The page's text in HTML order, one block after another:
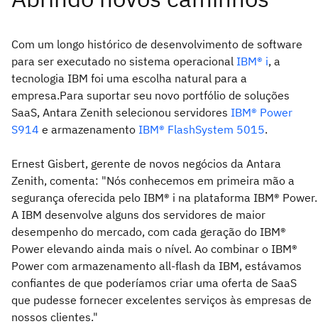
Com um longo histórico de desenvolvimento de software
para ser executado no sistema operacional IBM® i, a
tecnologia IBM foi uma escolha natural para a
empresa.Para suportar seu novo portfólio de soluções
SaaS, Antara Zenith selecionou servidores IBM® Power
S914 e armazenamento IBM® FlashSystem 5015.
Ernest Gisbert, gerente de novos negócios da Antara
Zenith, comenta: "Nós conhecemos em primeira mão a
segurança oferecida pelo IBM® i na plataforma IBM® Power.
A IBM desenvolve alguns dos servidores de maior
desempenho do mercado, com cada geração do IBM®
Power elevando ainda mais o nível. Ao combinar o IBM®
Power com armazenamento all-flash da IBM, estávamos
confiantes de que poderíamos criar uma oferta de SaaS
que pudesse fornecer excelentes serviços às empresas de
nossos clientes."